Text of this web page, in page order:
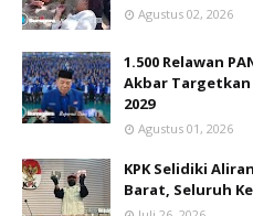
Agustus 02, 2026
1.500 Relawan
Akbar Targetkan
2029
Agustus 01, 2026
KPK Selidiki
Barat, Seluruh